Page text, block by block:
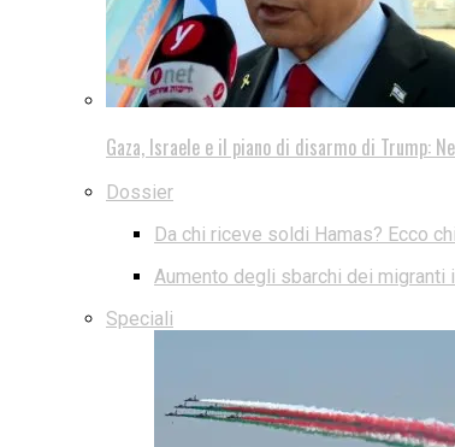
Gaza, Israele e il piano di disarmo di Trump:
Dossier
Da chi riceve soldi Hamas? Ecco
Aumento degli sbarchi dei
Speciali